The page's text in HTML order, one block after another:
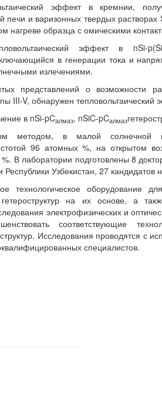
эффект в кремнии,
печи и варизонных твердых растворах
нагреве образца с омическими
эффект в nSi-p(Si
в генерации тока и
излечениями.
представлений о возможности
III-V, обнаружен тепловольтаический
в nSi-pCалмаз, nSiC-pCалмаз
методом, в малой солнечной
96 атомных %, на открытом
В лаборатории подготовлены 8
Узбекистан, 27 кандидатов
технологическое оборудование
на их основе, а
электрофизических и
соответствующие
Исследования проводятся с
специалистов.